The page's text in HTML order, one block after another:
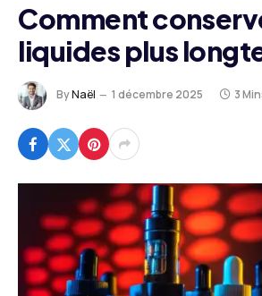
Comment
liquides plus
ByNaël 1 décembre 2025 3